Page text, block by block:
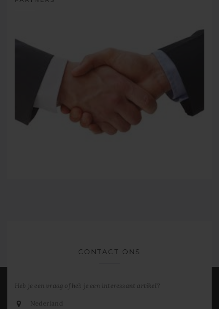
CONTACT ONS
Heb je een vraag of heb je een interessant artikel?
Nederland